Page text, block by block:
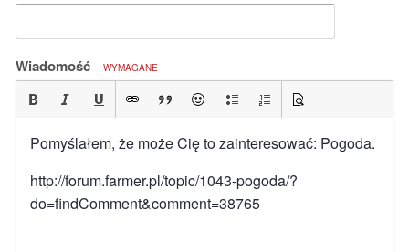
Wiadomość WYMAGANE
Pomyślałem, że może Cię to zainteresować: Pogoda.
http://forum.farmer.pl/topic/1043-pogoda/?
do=findComment&comment=38765